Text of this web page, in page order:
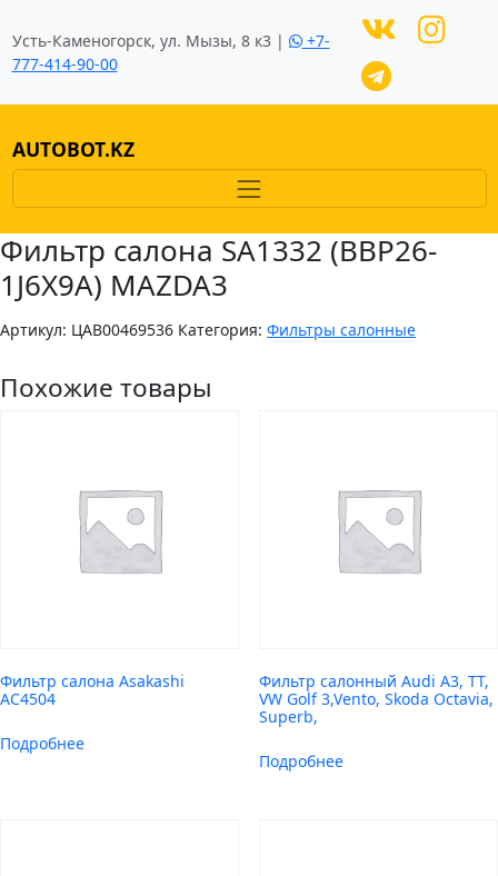
Усть-Каменогорск, ул. Мызы, 8 к3 |
+7-
777-414-90-00
AUTOBOT.KZ
Фильтр салона SA1332 (BBP26-
1J6X9A) MAZDA3
Артикул: ЦAB00469536 Категория: Фильтры салонные
Похожие товары
Фильтр салона Asakashi
AC4504
Подробнее
Фильтр салонный Audi A3, TT,
VW Golf 3,Vento, Skoda Octavia,
Superb,
Подробнее